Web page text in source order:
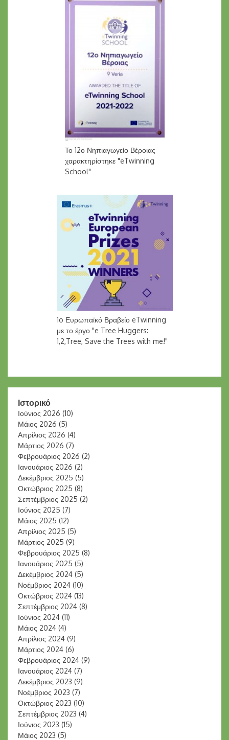
Το 12ο Νηπιαγωγείο Βέροιας
χαρακτηρίστηκε "eTwinning
School"
1o Ευρωπαϊκό Βραβείο eTwinning
με το έργο "e Tree Huggers:
1,2,Tree, Save the Trees with me!"
Ιστορικό
Ιούνιος 2026 (10)
Μάιος 2026 (5)
Απρίλιος 2026 (4)
Μάρτιος 2026 (7)
Φεβρουάριος 2026 (2)
Ιανουάριος 2026 (2)
Δεκέμβριος 2025 (5)
Οκτώβριος 2025 (8)
Σεπτέμβριος 2025 (2)
Ιούνιος 2025 (7)
Μάιος 2025 (12)
Απρίλιος 2025 (5)
Μάρτιος 2025 (9)
Φεβρουάριος 2025 (8)
Ιανουάριος 2025 (5)
Δεκέμβριος 2024 (5)
Νοέμβριος 2024 (10)
Οκτώβριος 2024 (13)
Σεπτέμβριος 2024 (8)
Ιούνιος 2024 (11)
Μάιος 2024 (4)
Απρίλιος 2024 (9)
Μάρτιος 2024 (6)
Φεβρουάριος 2024 (9)
Ιανουάριος 2024 (7)
Δεκέμβριος 2023 (9)
Νοέμβριος 2023 (7)
Οκτώβριος 2023 (10)
Σεπτέμβριος 2023 (4)
Ιούνιος 2023 (15)
Μάιος 2023 (5)